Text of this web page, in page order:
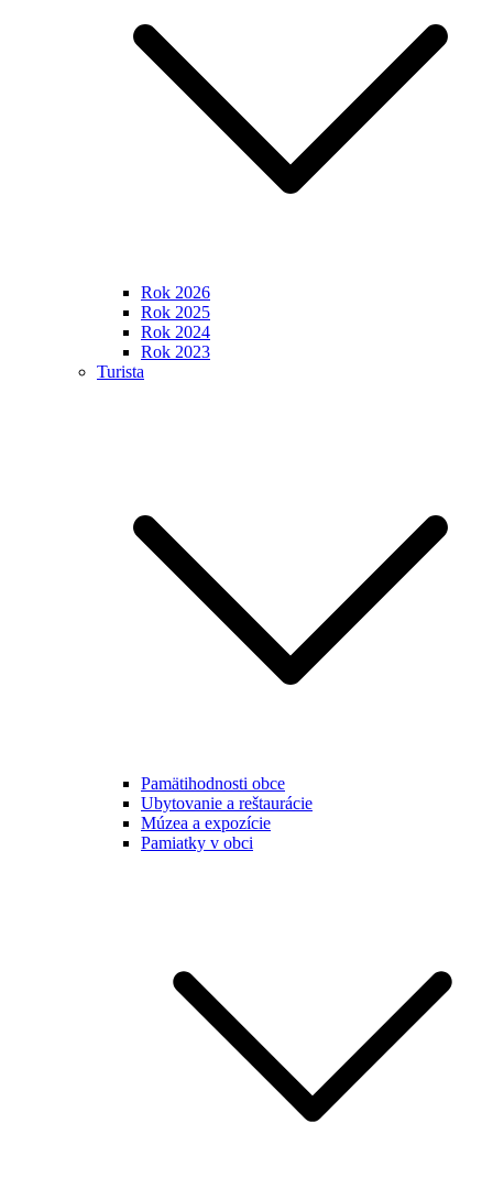
Rok 2026
Rok 2025
Rok 2024
Rok 2023
Turista
Pamätihodnosti obce
Ubytovanie a reštaurácie
Múzea a expozície
Pamiatky v obci